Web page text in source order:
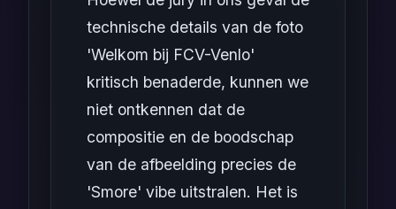
technische details van de foto
'Welkom bij FCV-Venlo'
kritisch benaderde, kunnen we
niet ontkennen dat de
compositie en de boodschap
van de afbeelding precies de
'Smore' vibe uitstralen. Het is